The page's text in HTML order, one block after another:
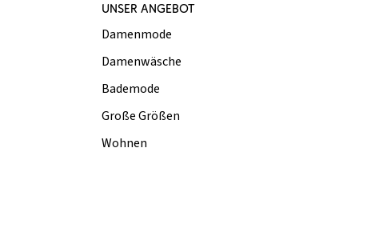
UNSER ANGEBOT
Damenmode
Damenwäsche
Bademode
Große Größen
Wohnen